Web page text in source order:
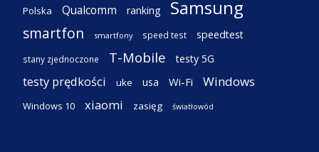
Polska Qualcomm ranking Samsung
smartfon smartfony speed test speedtest
stany zjednoczone T-Mobile testy 5G
testy prędkości uke usa Wi-Fi Windows
Windows 10 xiaomi zasięg światłowód